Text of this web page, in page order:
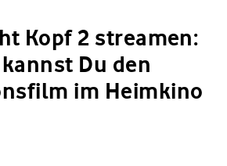
Kopf 2 streamen:
Du den
im Heimkino